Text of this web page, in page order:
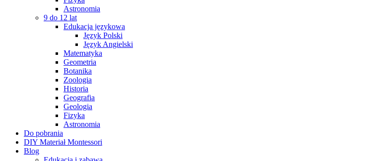
Astronomia
9 do 12 lat
Edukacja językowa
Język Polski
Język Angielski
Matematyka
Geometria
Botanika
Zoologia
Historia
Geografia
Geologia
Fizyka
Astronomia
Do pobrania
DIY Materiał Montessori
Blog